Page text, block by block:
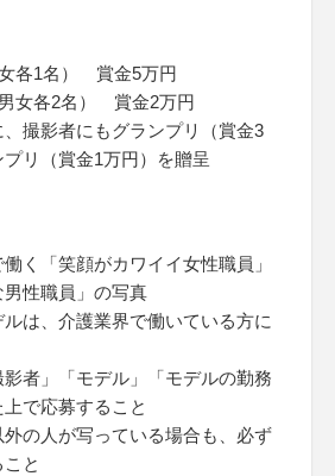
各1名） 賞金5万円
女各2名） 賞金2万円
撮影者にもグランプリ（賞金3
リ（賞金1万円）を贈呈
く「笑顔がカワイイ女性職員」
男性職員」の写真
は、介護業界で働いている方に
者」「モデル」「モデルの勤務
で応募すること
の人が写っている場合も、必ず
と